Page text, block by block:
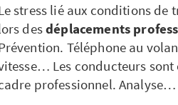
stress lié aux conditions de
desdéplacements
Téléphone au
Les conducteurs sont
professionnel. Analyse…